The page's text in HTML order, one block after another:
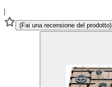
|
(Fai una recensione del prodotto)